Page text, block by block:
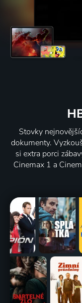
Stovky
dokumenty.
si extra porci
Cinemax 1 a